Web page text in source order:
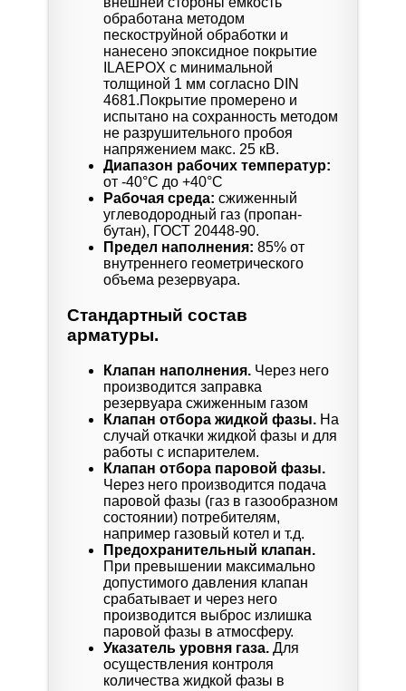
обработана методом
пескоструйной обработки и
нанесено эпоксидное покрытие
ILAEPOX с минимальной
толщиной 1 мм согласно DIN
4681.Покрытие промерено и
испытано на сохранность методом
не разрушительного пробоя
напряжением макс. 25 кВ.
Диапазон рабочих температур:
от -40°C до +40°C
Рабочая среда: сжиженный
углеводородный газ (пропан-
бутан), ГОСТ 20448-90.
Предел наполнения: 85% от
внутреннего геометрического
объема резервуара.
Стандартный состав
арматуры.
Клапан наполнения. Через него
производится заправка
резервуара сжиженным газом
Клапан отбора жидкой фазы. На
случай откачки жидкой фазы и для
работы с испарителем.
Клапан отбора паровой фазы.
Через него производится подача
паровой фазы (газ в газообразном
состоянии) потребителям,
например газовый котел и т.д.
Предохранительный клапан.
При превышении максимально
допустимого давления клапан
срабатывает и через него
производится выброс излишка
паровой фазы в атмосферу.
Указатель уровня газа. Для
осуществления контроля
количества жидкой фазы в